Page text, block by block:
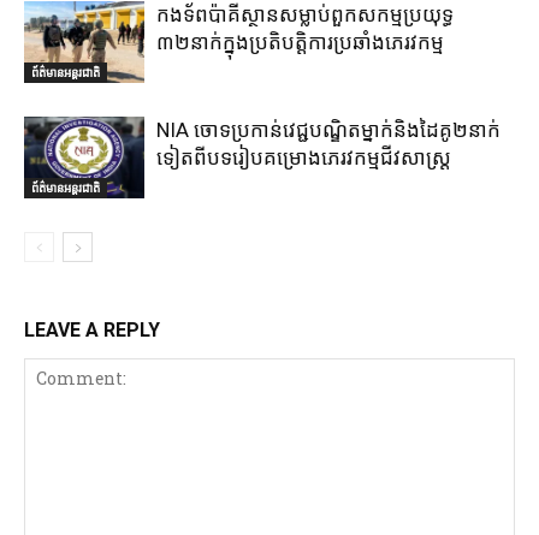
ព័ត៌មានអន្តរជាតិ
កងទ័ពប៉ាគីស្ថានសម្លាប់ពួកសកម្មប្រយុទ្ធ
៣២នាក់ក្នុងប្រតិបត្តិការប្រឆាំងភេរវកម្ម
ព័ត៌មានអន្តរជាតិ
NIA ចោទប្រកាន់វេជ្ជបណ្ឌិតម្នាក់និងដៃគូ២នាក់
ទៀតពីបទរៀបគម្រោងភេរវកម្មជីវសាស្ត្រ
LEAVE A REPLY